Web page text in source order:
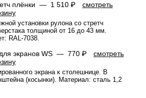
плёнки — 1 510 ₽
смотреть
установки рулона со стретч
толщиной от 16 до 43 мм.
RAL-7038.
экранов WS — 770 ₽
смотреть
экрана к столешнице. В
(косынки). Материал: сталь 1,2